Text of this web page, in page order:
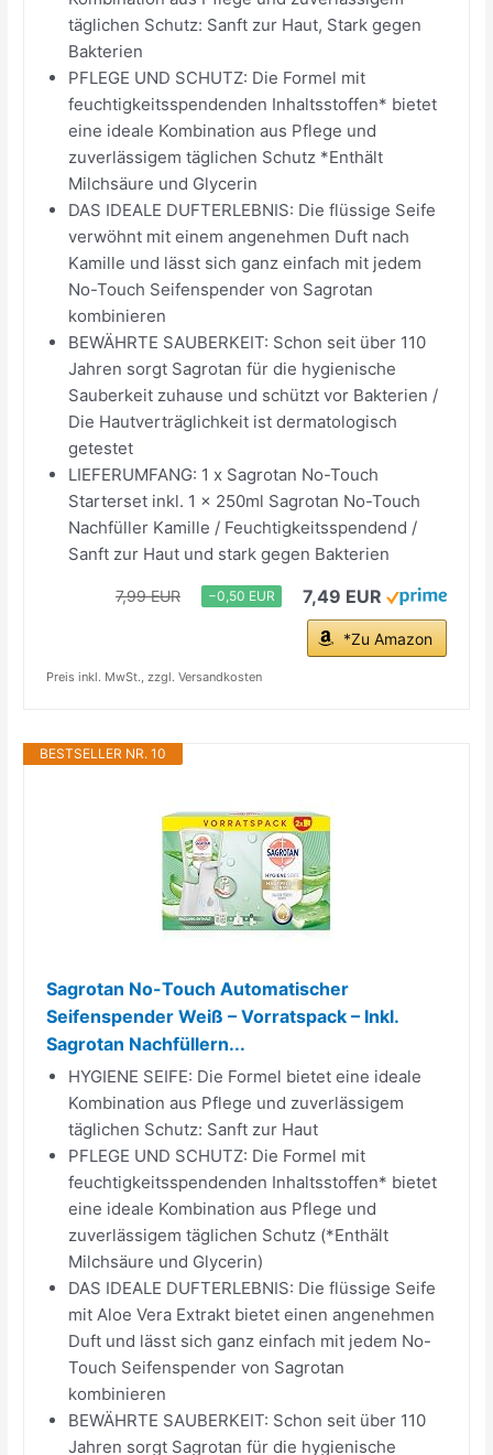
täglichen Schutz: Sanft zur Haut, Stark gegen
Bakterien
PFLEGE UND SCHUTZ: Die Formel mit
feuchtigkeitsspendenden Inhaltsstoffen* bietet
eine ideale Kombination aus Pflege und
zuverlässigem täglichen Schutz *Enthält
Milchsäure und Glycerin
DAS IDEALE DUFTERLEBNIS: Die flüssige Seife
verwöhnt mit einem angenehmen Duft nach
Kamille und lässt sich ganz einfach mit jedem
No-Touch Seifenspender von Sagrotan
kombinieren
BEWÄHRTE SAUBERKEIT: Schon seit über 110
Jahren sorgt Sagrotan für die hygienische
Sauberkeit zuhause und schützt vor Bakterien /
Die Hautverträglichkeit ist dermatologisch
getestet
LIEFERUMFANG: 1 x Sagrotan No-Touch
Starterset inkl. 1 x 250ml Sagrotan No-Touch
Nachfüller Kamille / Feuchtigkeitsspendend /
Sanft zur Haut und stark gegen Bakterien
7,99 EUR −0,50 EUR 7,49 EUR
*Zu Amazon
Preis inkl. MwSt., zzgl. Versandkosten
BESTSELLER NR. 10
Sagrotan No-Touch Automatischer
Seifenspender Weiß – Vorratspack – Inkl.
Sagrotan Nachfüllern...
HYGIENE SEIFE: Die Formel bietet eine ideale
Kombination aus Pflege und zuverlässigem
täglichen Schutz: Sanft zur Haut
PFLEGE UND SCHUTZ: Die Formel mit
feuchtigkeitsspendenden Inhaltsstoffen* bietet
eine ideale Kombination aus Pflege und
zuverlässigem täglichen Schutz (*Enthält
Milchsäure und Glycerin)
DAS IDEALE DUFTERLEBNIS: Die flüssige Seife
mit Aloe Vera Extrakt bietet einen angenehmen
Duft und lässt sich ganz einfach mit jedem No-
Touch Seifenspender von Sagrotan
kombinieren
BEWÄHRTE SAUBERKEIT: Schon seit über 110
Jahren sorgt Sagrotan für die hygienische